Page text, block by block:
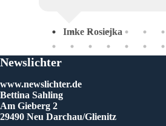
Imke Rosiejka
Newslichter
www.newslichter.de
Bettina Sahling
Am Gieberg 2
29490 Neu Darchau/Glienitz